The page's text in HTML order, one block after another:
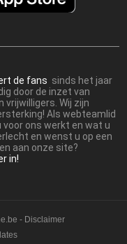
de fans sinds het jaar
door de inzet van
Wij zijn
Als webteamlid
voor ons werkt en wat u
en wenst u op een
aan onze site?
in!
- Disclaimer